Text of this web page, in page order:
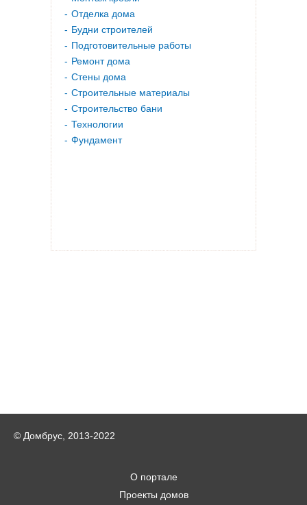
Отделка дома
Будни строителей
Подготовительные работы
Ремонт дома
Стены дома
Строительные материалы
Строительство бани
Технологии
Фундамент
© Домбрус, 2013-2022
О портале
Проекты домов